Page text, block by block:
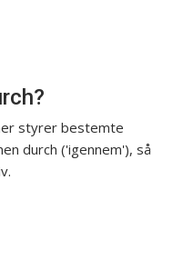
styrer bestemte
durch ('igennem'), så